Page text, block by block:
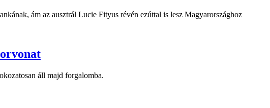
ám az ausztrál Lucie Fityus révén ezúttal is lesz Magyarországhoz
áll majd forgalomba.